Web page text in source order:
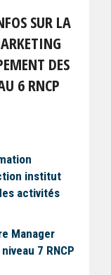
SUR LA
DES
6 RNCP
institut
activités
Manager
7 RNCP